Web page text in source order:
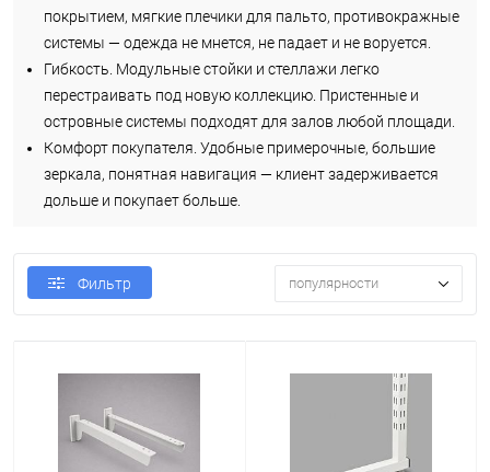
покрытием, мягкие плечики для пальто, противокражные
системы — одежда не мнется, не падает и не воруется.
Гибкость. Модульные стойки и стеллажи легко
перестраивать под новую коллекцию. Пристенные и
островные системы подходят для залов любой площади.
Комфорт покупателя. Удобные примерочные, большие
зеркала, понятная навигация — клиент задерживается
дольше и покупает больше.
Фильтр популярности